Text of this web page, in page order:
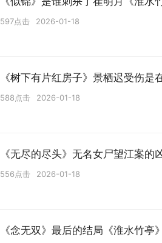
597点击 2026-01-18
《树下有片红房子》景栖迟受伤
588点击 2026-01-18
《无尽的尽头》无名女尸望江案
556点击 2026-01-18
《念无双》最后的结局《淮水竹亭